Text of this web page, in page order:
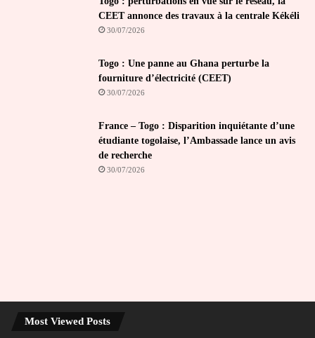
CEET annonce des travaux à la centrale Kékéli
30/07/2026
Togo : Une panne au Ghana perturbe la
fourniture d’électricité (CEET)
30/07/2026
France – Togo : Disparition inquiétante d’une
étudiante togolaise, l’Ambassade lance un avis
de recherche
30/07/2026
Most Viewed Posts